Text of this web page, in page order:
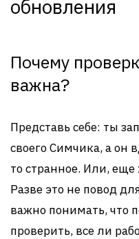
обновления
Почему
важна?
Представь себе: ты
своего Симчика, а он
то странное. Или, еще
Разве это не повод
важно понимать, что
проверить, все ли